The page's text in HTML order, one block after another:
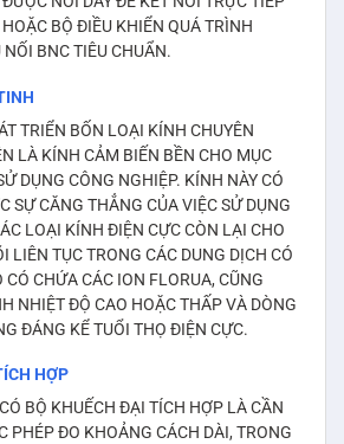
BỘ ĐIỀU KHIỂN QUÁ TRÌNH
BNC TIÊU CHUẨN.
TRIỂN BỐN LOẠI KÍNH CHUYÊN
LÀ KÍNH CẢM BIẾN BỀN CHO MỤC
DỤNG CÔNG NGHIỆP. KÍNH NÀY CÓ
SỰ CĂNG THẲNG CỦA VIỆC SỬ DỤNG
LOẠI KÍNH ĐIỆN CỰC CÒN LẠI CHO
LIÊN TỤC TRONG CÁC DUNG DỊCH CÓ
CHỨA CÁC ION FLORUA, CŨNG
NHIỆT ĐỘ CAO HOẶC THẤP VÀ DÒNG
ĐÁNG KỂ TUỔI THỌ ĐIỆN CỰC.
HỢP
BỘ KHUẾCH ĐẠI TÍCH HỢP LÀ CẦN
PHÉP ĐO KHOẢNG CÁCH DÀI, TRONG